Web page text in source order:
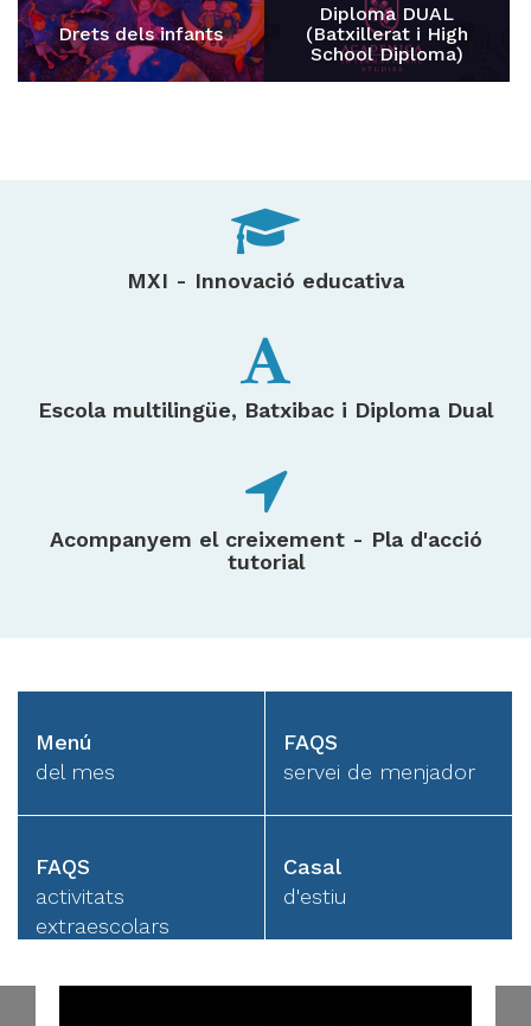
Drets dels infants
Diploma DUAL
(Batxillerat i High
School Diploma)
MXI - Innovació educativa
Escola multilingüe, Batxibac i Diploma Dual
Acompanyem el creixement - Pla d'acció
tutorial
Menú
del mes
FAQS
servei de menjador
FAQS
activitats
extraescolars
Casal
d'estiu